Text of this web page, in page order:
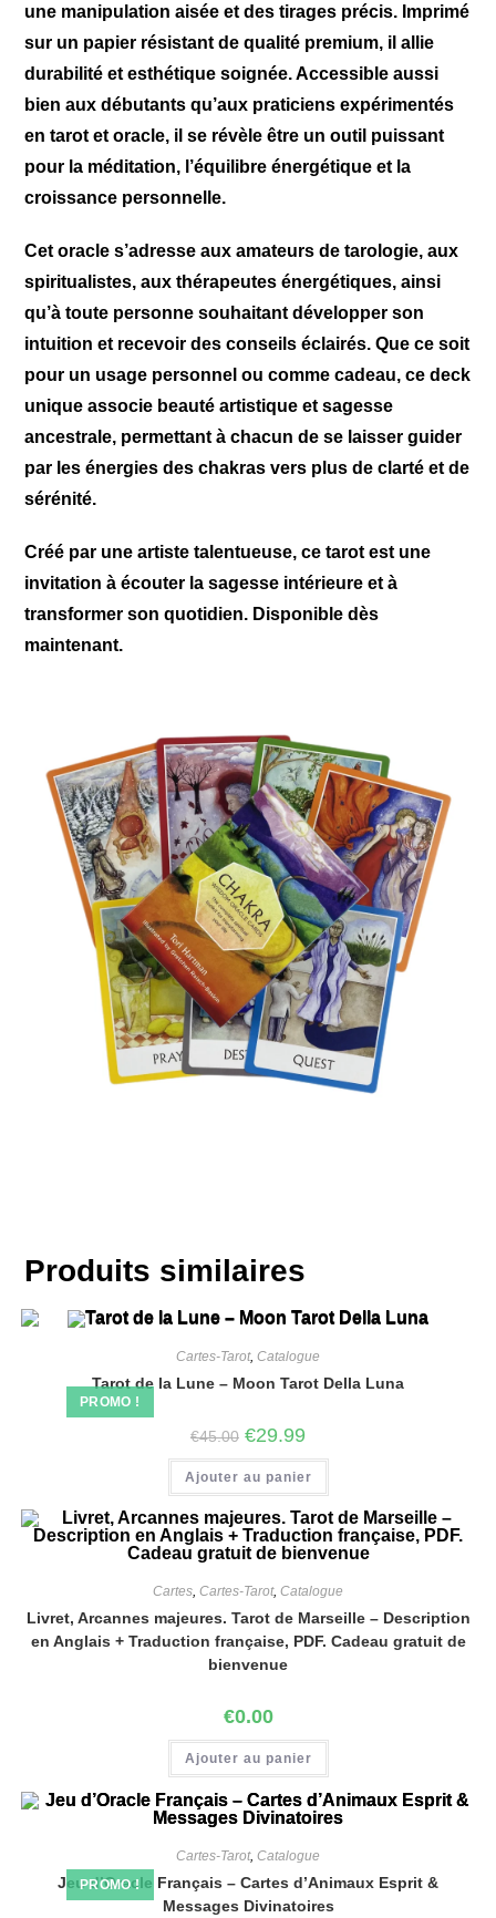
une manipulation aisée et des tirages précis. Imprimé
sur un papier résistant de qualité premium, il allie
durabilité et esthétique soignée. Accessible aussi
bien aux débutants qu’aux praticiens expérimentés
en tarot et oracle, il se révèle être un outil puissant
pour la méditation, l’équilibre énergétique et la
croissance personnelle.
Cet oracle s’adresse aux amateurs de tarologie, aux
spiritualistes, aux thérapeutes énergétiques, ainsi
qu’à toute personne souhaitant développer son
intuition et recevoir des conseils éclairés. Que ce soit
pour un usage personnel ou comme cadeau, ce deck
unique associe beauté artistique et sagesse
ancestrale, permettant à chacun de se laisser guider
par les énergies des chakras vers plus de clarté et de
sérénité.
Créé par une artiste talentueuse, ce tarot est une
invitation à écouter la sagesse intérieure et à
transformer son quotidien. Disponible dès
maintenant.
Produits similaires
PROMO !
Cartes-Tarot, Catalogue
Tarot de la Lune – Moon Tarot Della Luna
€45.00 €29.99
Ajouter au panier
Cartes, Cartes-Tarot, Catalogue
Livret, Arcannes majeures. Tarot de Marseille – Description
en Anglais + Traduction française, PDF. Cadeau gratuit de
bienvenue
€0.00
Ajouter au panier
PROMO !
Cartes-Tarot, Catalogue
Jeu d’Oracle Français – Cartes d’Animaux Esprit &
Messages Divinatoires